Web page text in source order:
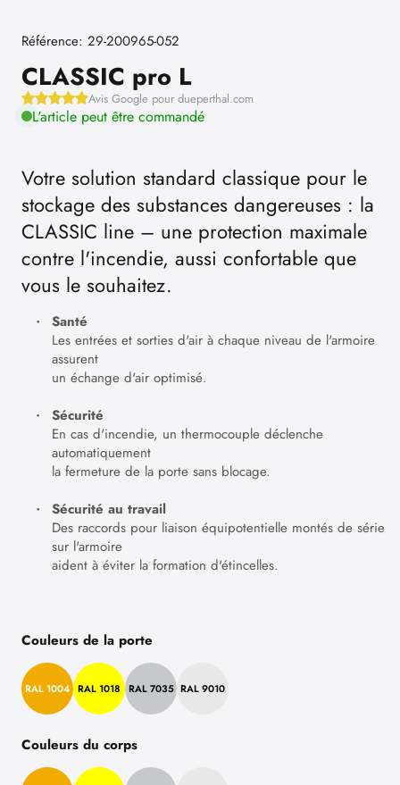
Référence: 29-200965-052
CLASSIC pro L
Avis Google pour dueperthal.com
L'article peut être commandé
Votre solution standard classique pour le
stockage des substances dangereuses : la
CLASSIC line – une protection maximale
contre l'incendie, aussi confortable que
vous le souhaitez.
Santé
Les entrées et sorties d'air à chaque niveau de l'armoire
assurent
un échange d'air optimisé.
Sécurité
En cas d'incendie, un thermocouple déclenche
automatiquement
la fermeture de la porte sans blocage.
Sécurité au travail
Des raccords pour liaison équipotentielle montés de série
sur l'armoire
aident à éviter la formation d'étincelles.
Couleurs de la porte
RAL 1004 RAL 1018 RAL 7035 RAL 9010
Couleurs du corps